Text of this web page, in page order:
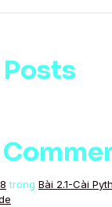
trong Bài 2.1-Cài